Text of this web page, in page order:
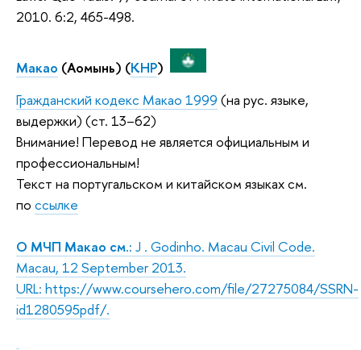
2010. 6:2, 465-498.
Макао (Аомынь) (КНР)
Гражданский кодекс Макао 1999 (на рус. языке,
выдержки) (ст. 13–62)
Внимание! Перевод не является официальным и
профессиональным!
Текст на португальском и китайском языках см.
по ссылке
О МЧП Макао см.: J . Godinho. Macau Civil Code.
Macau, 12 September 2013.
URL: https://www.coursehero.com/file/27275084/SSRN-
id1280595pdf/.